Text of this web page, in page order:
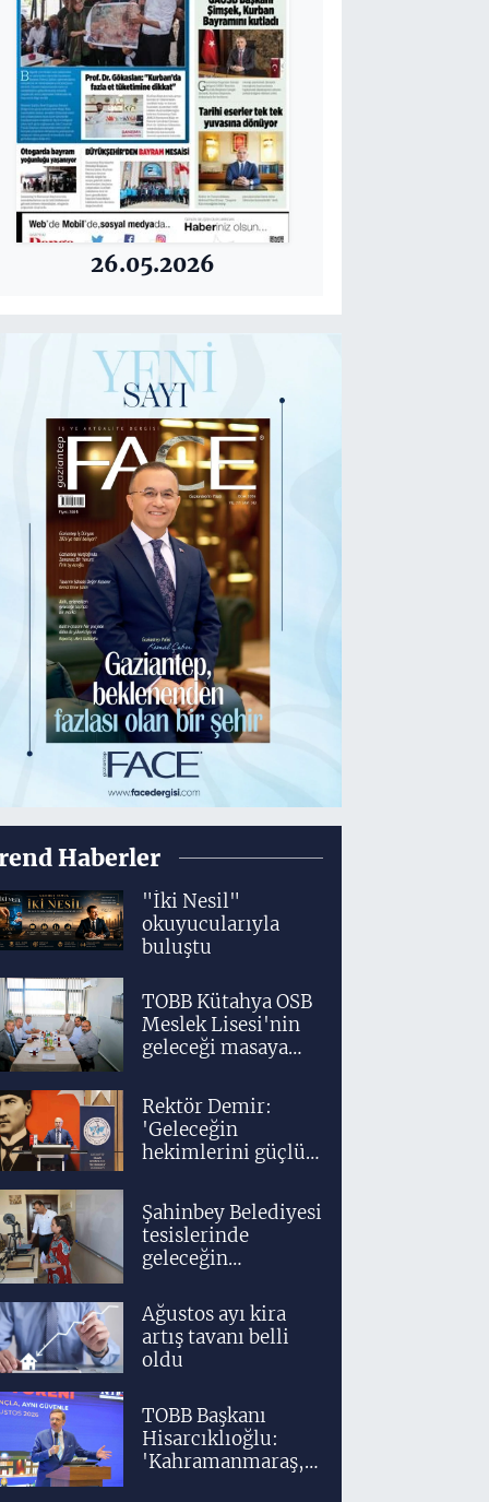
26.05.2026
Haberler
"İki Nesil"
okuyucularıyla
buluştu
TOBB Kütahya OSB
Meslek Lisesi'nin
geleceği masaya
Rektör Demir:
'Geleceğin
hekimlerini güçlü
klinik altyapıyla
yetiştiriyoruz'
Şahinbey Belediyesi
tesislerinde
geleceğin
teknolojiyle
yetişiyor
Ağustos ayı kira
artış tavanı belli
oldu
TOBB Başkanı
Hisarcıklıoğlu:
'Kahramanmaraş,